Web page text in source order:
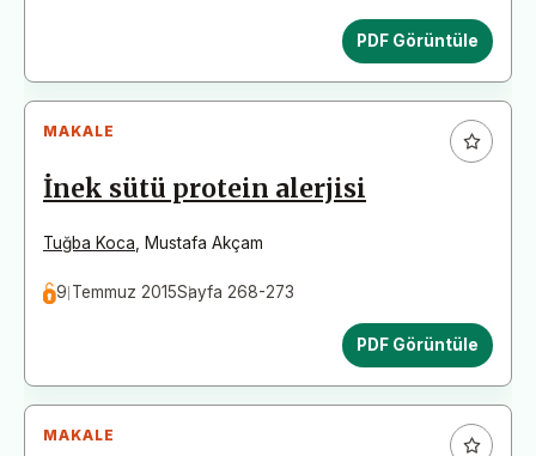
PDF Görüntüle
MAKALE
İnek sütü protein alerjisi
Tuğba Koca Mustafa Akçam
9 Temmuz 2015Sayfa 268-273
PDF Görüntüle
MAKALE